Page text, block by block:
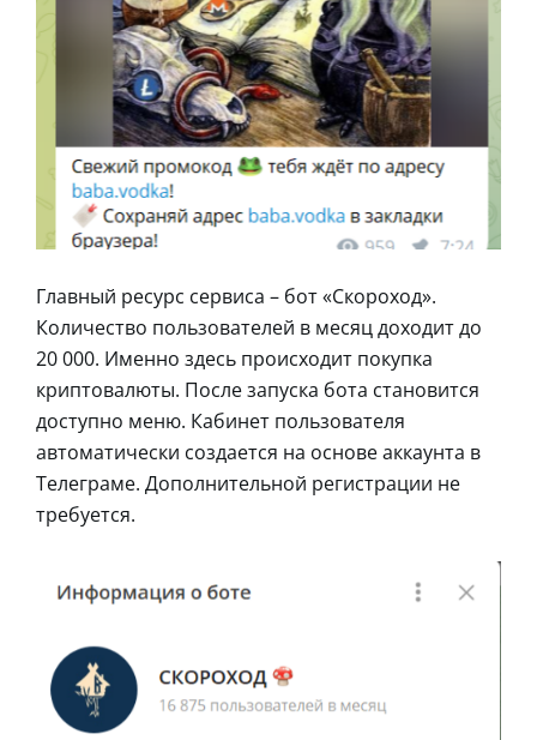
Главный ресурс сервиса – бот «Скороход».
Количество пользователей в месяц доходит до
20 000. Именно здесь происходит покупка
криптовалюты. После запуска бота становится
доступно меню. Кабинет пользователя
автоматически создается на основе аккаунта в
Телеграме. Дополнительной регистрации не
требуется.